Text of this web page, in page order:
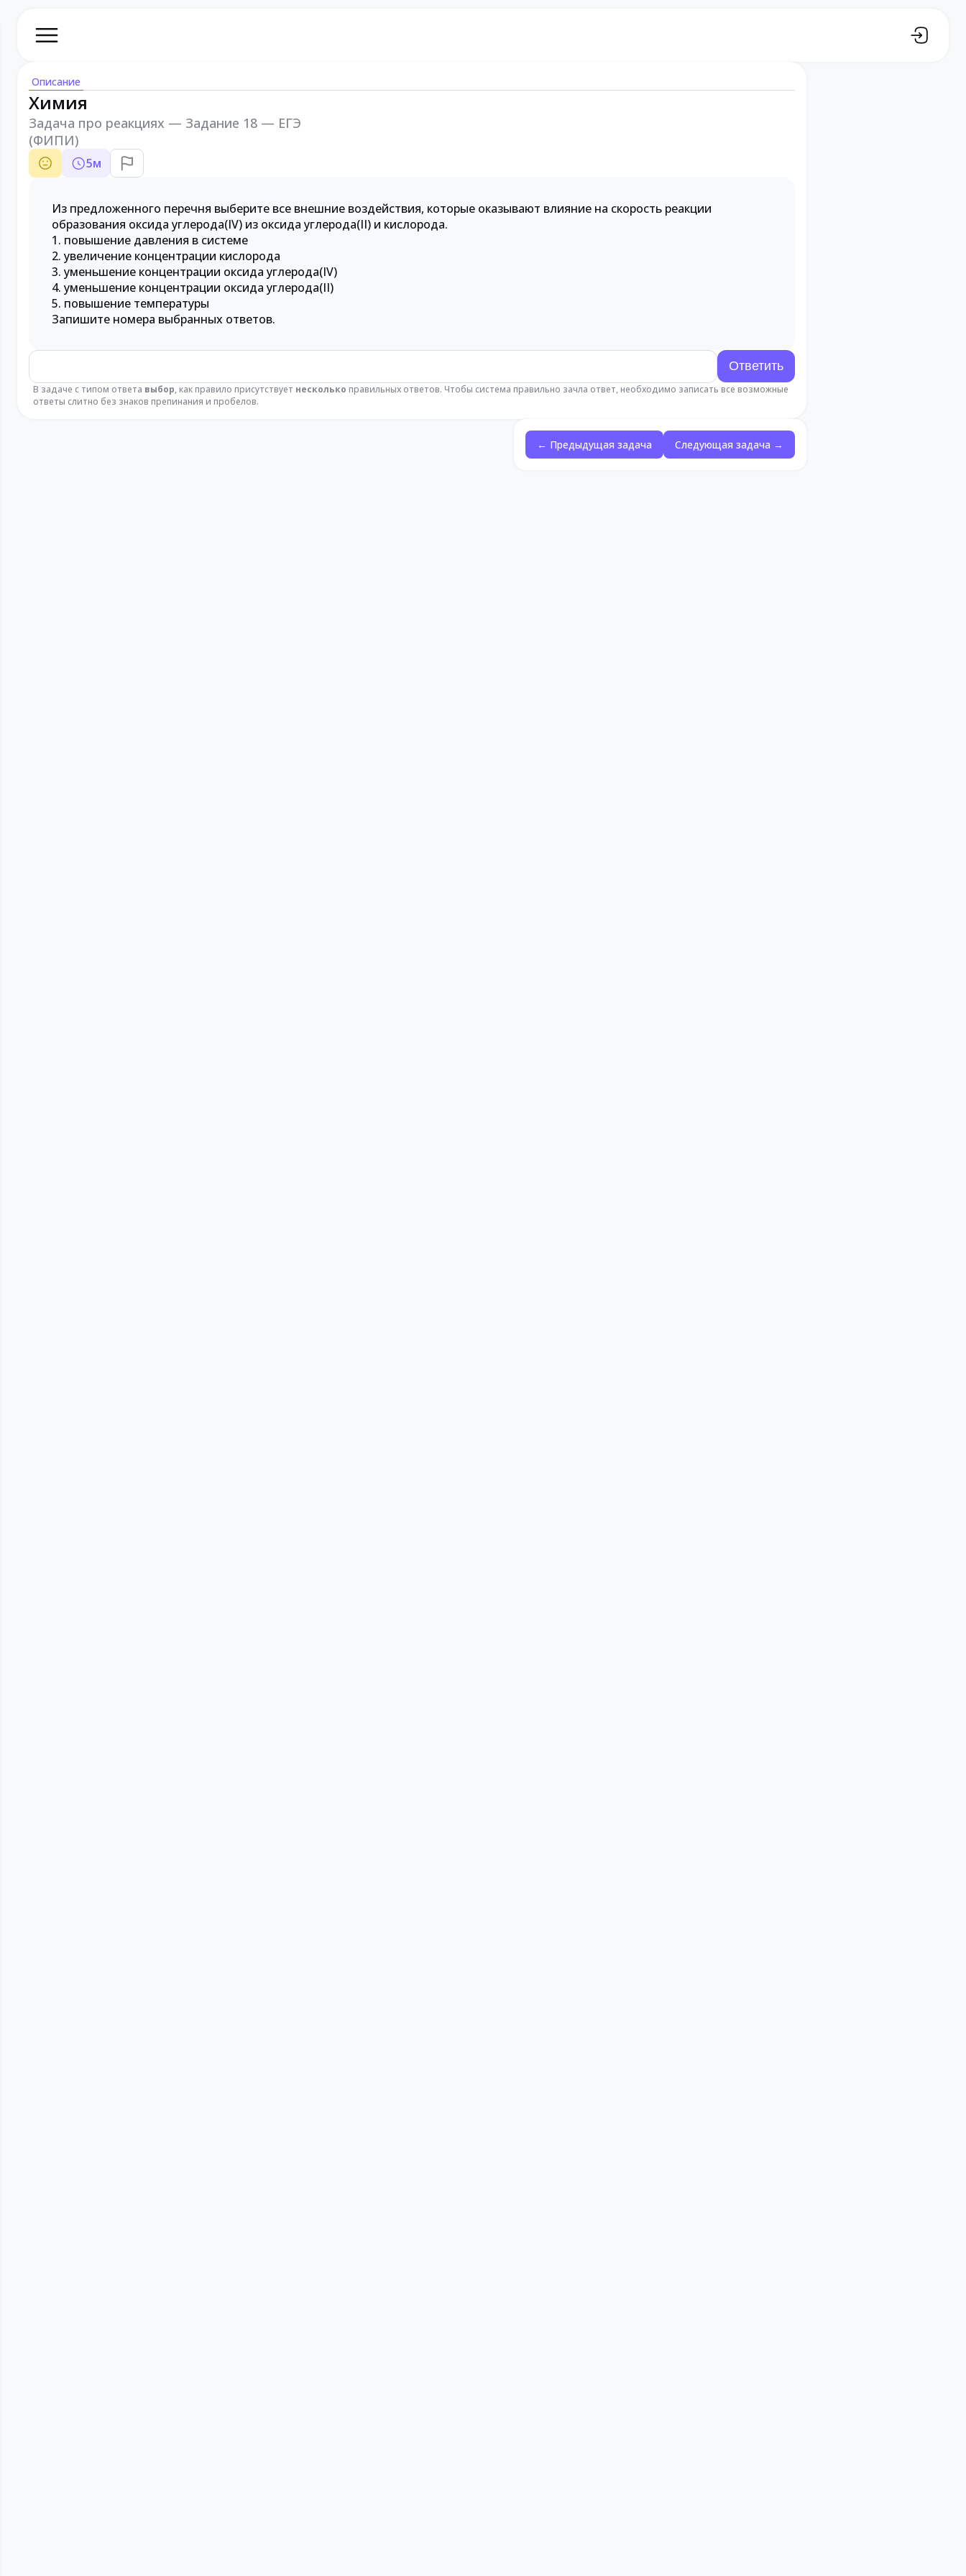
Описание
Химия
Задача про реакциях — Задание 18 — ЕГЭ
(ФИПИ)
5м
Из предложенного перечня выберите все внешние воздействия, которые оказывают влияние на скорость реакции
образования оксида углерода(IV) из оксида углерода(II) и кислорода.
1. повышение давления в системе
2. увеличение концентрации кислорода
3. уменьшение концентрации оксида углерода(IV)
4. уменьшение концентрации оксида углерода(II)
5. повышение температуры
Запишите номера выбранных ответов.
В задаче с типом ответа выбор, как правило присутствует несколько правильных ответов. Чтобы система правильно зачла ответ, необходимо записать все возможные
ответы слитно без знаков препинания и пробелов.
← Предыдущая задача Следующая задача →